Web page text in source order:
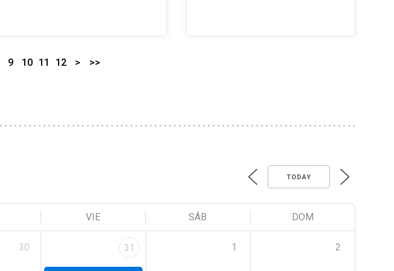
9 10 11 12 > >>
TODAY
VIE SÁB DOM
30 31 1 2